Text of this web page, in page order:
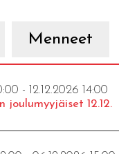
Menneet
- 12.12.2026 14:00
joulumyyjäiset 12.12.